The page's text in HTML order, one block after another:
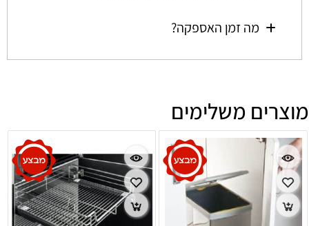
מה זמן האספקה?
מוצרים משלימים